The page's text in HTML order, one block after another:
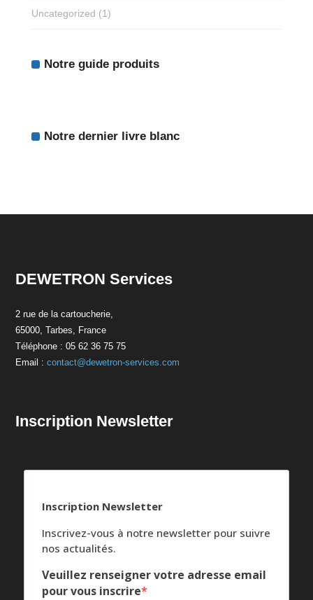
Uncategorized (1)
Notre guide produits
Notre dernier livre blanc
DEWETRON Services
2 rue de la cartoucherie,
65000, Tarbes, France
Téléphone : 05 62 36 75 75
Email :contact@dewetron-services.com
Inscription Newsletter
Inscription Newsletter
Inscrivez-vous à notre newsletter pour suivre
nos actualités.
Veuillez renseigner votre adresse email
pour vous inscrire